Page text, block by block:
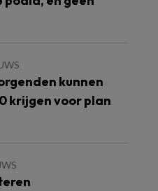
kunnen
krijgen voor plan